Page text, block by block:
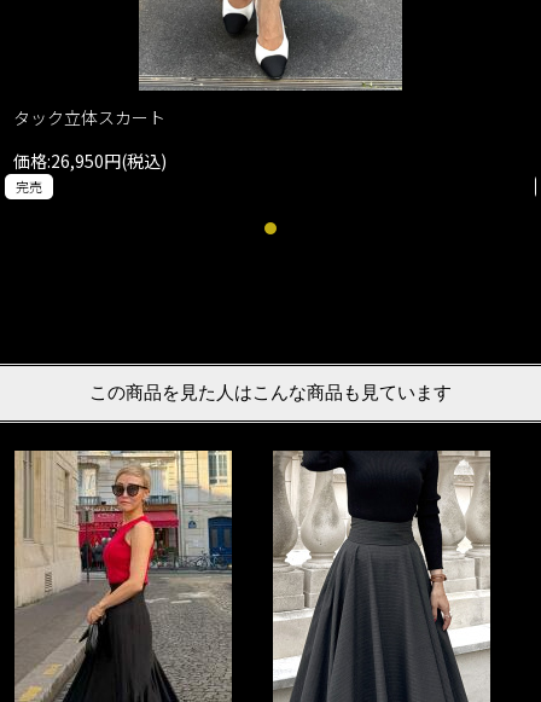
タック立体スカート
価格:26,950円(税込)
完売
この商品を見た人はこんな商品も見ています